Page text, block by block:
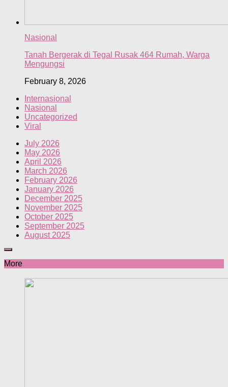
Nasional
Tanah Bergerak di Tegal Rusak 464 Rumah, Warga
Mengungsi
February 8, 2026
Internasional
Nasional
Uncategorized
Viral
July 2026
May 2026
April 2026
March 2026
February 2026
January 2026
December 2025
November 2025
October 2025
September 2025
August 2025
More